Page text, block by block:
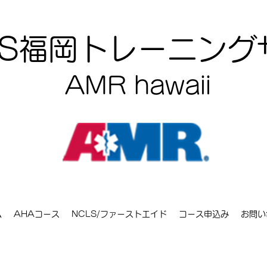
福岡トレーニング
AMR hawaii
AHAコース NCLS/ファーストエイド コース申込み お問